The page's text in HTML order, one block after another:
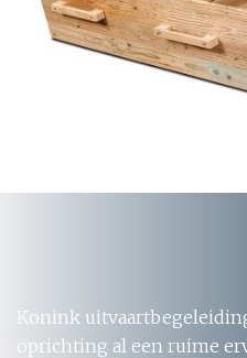
Konink
oprichting al een ruime